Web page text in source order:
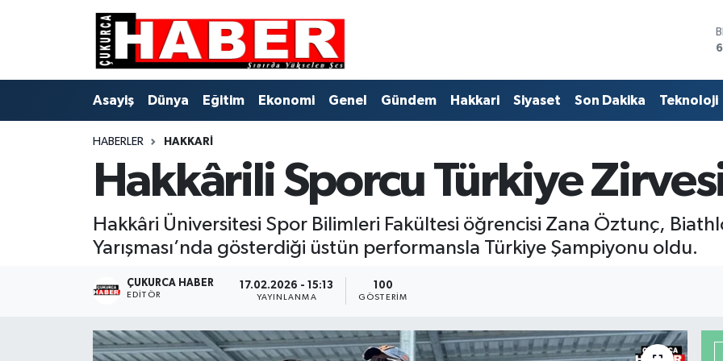
Asayiş Dünya Eğitim Ekonomi Genel Gündem Hakkari Siyaset Son Dakika Teknoloji
HABERLER HAKKARI
Hakkârili Sporcu Türkiye
Hakkâri Üniversitesi Spor Bilimleri Fakültesi öğrencisi Zana Öztunç,
Yarışması’nda gösterdiği üstün performansla Türkiye Şampiyonu oldu.
ÇUKURCA HABER
EDITÖR
17.02.2026 - 15:13
YAYINLANMA
100
GÖSTERIM
Siyaset
Hava Durumu
Trafik Durumu
Süper Lig Puan Durumu ve Fikstür
Tüm Manşetler
Son Dakika Haberleri